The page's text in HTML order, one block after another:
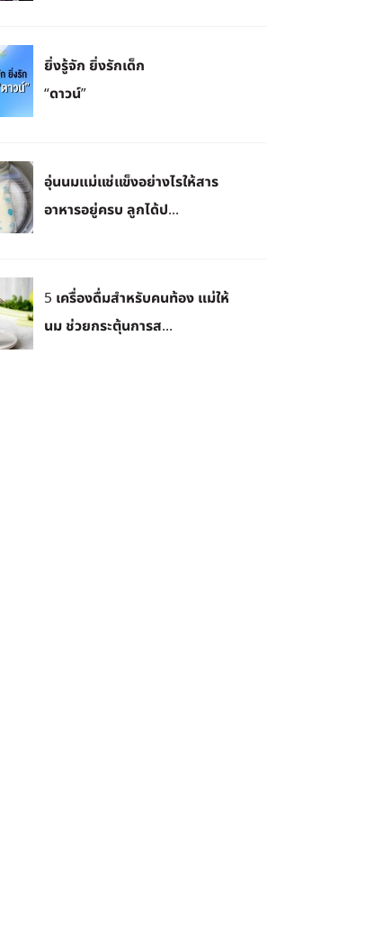
ยิ่งรู้จัก ยิ่งรักเด็ก
“ดาวน์”
​อุ่นนมแม่แช่แข็งอย่างไรให้สาร
อาหารอยู่ครบ ลูกได้ป...
5 เครื่องดื่มสำหรับคนท้อง แม่ให้
นม ช่วยกระตุ้นการส...